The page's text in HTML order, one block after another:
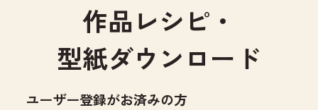
作品レシピ・
型紙ダウンロード
ユーザー登録がお済みの方